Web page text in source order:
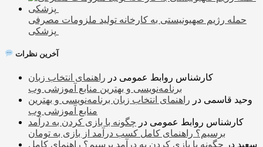
حمله رژیم صهیونیستی به کارخانه تولید ملزومات مصرفی
آخرین نظرات
کارشناس روابط عمومی در راهنمای انتخاب زبان
برنامه‌نویسی و بهترین منابع آموزشی وب
وحید قاسمی در راهنمای انتخاب زبان برنامه‌نویسی و بهترین
منابع آموزشی وب
کارشناس روابط عمومی در چگونه با بازی کردن به درآمد
برسیم؟ راهنمای کامل کسب درآمد از بازی به تومان
سعید در چگونه با بازی کردن به درآمد برسیم؟ راهنمای کامل